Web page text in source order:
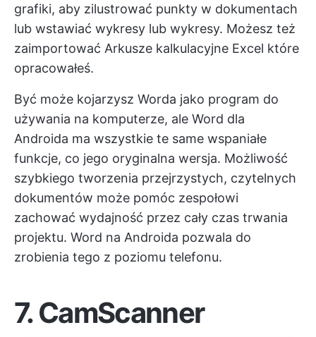
grafiki, aby zilustrować punkty w dokumentach
lub wstawiać wykresy lub wykresy. Możesz też
zaimportować Arkusze kalkulacyjne Excel które
opracowałeś.
Być może kojarzysz Worda jako program do
używania na komputerze, ale Word dla
Androida ma wszystkie te same wspaniałe
funkcje, co jego oryginalna wersja. Możliwość
szybkiego tworzenia przejrzystych, czytelnych
dokumentów może pomóc zespołowi
zachować wydajność przez cały czas trwania
projektu. Word na Androida pozwala do
zrobienia tego z poziomu telefonu.
7.CamScanner